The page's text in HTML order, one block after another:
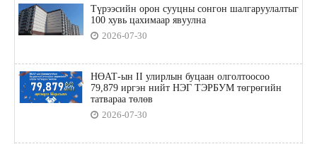
Түрээсийн орон сууцны сонгон шалгаруулалтыг
100 хувь цахимаар явуулна
2026-07-30
НӨАТ-ын II улирлын буцаан олголтоосоо
79,879 иргэн нийт НЭГ ТЭРБУМ төгрөгийн
татвараа төлөв
2026-07-30